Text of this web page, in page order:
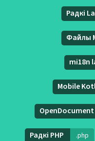
Радкі
Файлы
mi18n
Mobile
Радкі PHP .php